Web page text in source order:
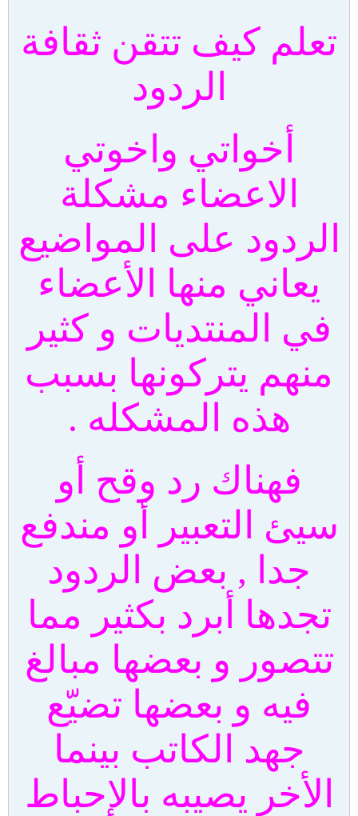
تعلم كيف تتقن ثقافة
الردود
أخواتي واخوتي
الاعضاء مشكلة
الردود على المواضيع
يعاني منها الأعضاء
في المنتديات و كثير
منهم يتركونها بسبب
هذه المشكله .
فهناك رد وقح أو
سيئ التعبير أو مندفع
جدا , بعض الردود
تجدها أبرد بكثير مما
تتصور و بعضها مبالغ
فيه و بعضها تضيّع
جهد الكاتب بينما
الأخر يصيبه بالإحباط